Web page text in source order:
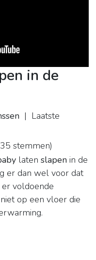
in de
| Laatste
35 stemmen)
laten slapen in de
er dan wel voor dat
voldoende
op een vloer die